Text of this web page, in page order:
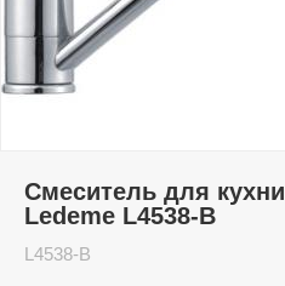
Смеситель для кухни
Ledeme L4538-B
L4538-B